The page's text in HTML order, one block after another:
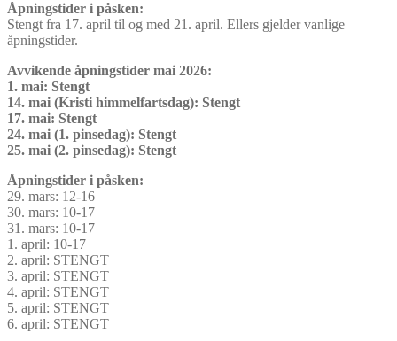
Åpningstider i påsken:
Stengt fra 17. april til og med 21. april. Ellers gjelder vanlige
åpningstider.
Avvikende åpningstider mai 2026:
1. mai: Stengt
14. mai (Kristi himmelfartsdag): Stengt
17. mai: Stengt
24. mai (1. pinsedag): Stengt
25. mai (2. pinsedag): Stengt
Åpningstider i påsken:
29. mars: 12-16
30. mars: 10-17
31. mars: 10-17
1. april: 10-17
2. april: STENGT
3. april: STENGT
4. april: STENGT
5. april: STENGT
6. april: STENGT